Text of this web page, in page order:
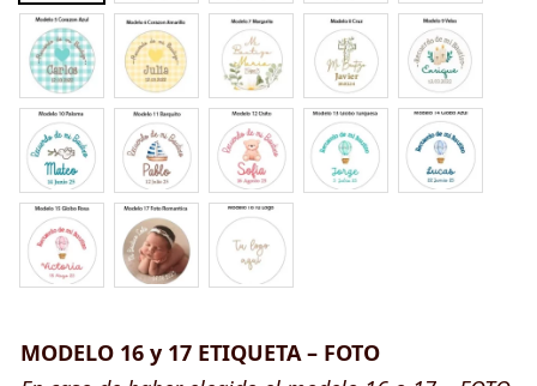
MODELO 16 y 17 ETIQUETA – FOTO